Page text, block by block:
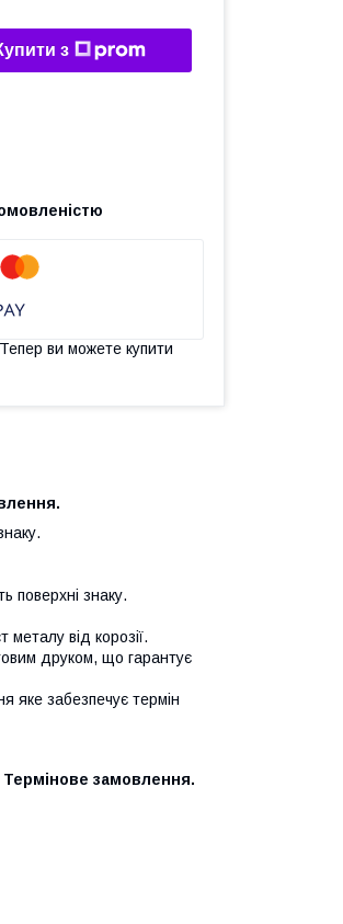
з
Тепер ви можете купити
поверхні знаку.
від корозії.
друком, що гарантує
яке забезпечує термін
замовлення.